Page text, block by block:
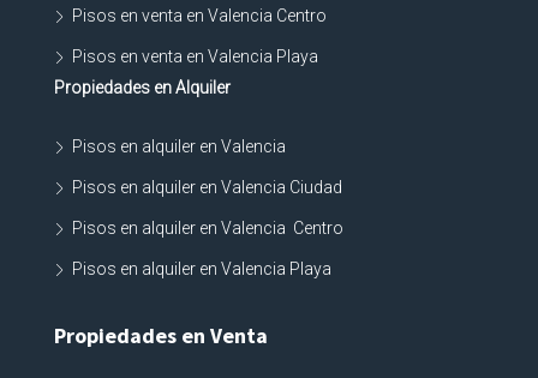
Pisos en venta en Valencia Centro
Pisos en venta en Valencia Playa
Propiedades en Alquiler
Pisos en alquiler en Valencia
Pisos en alquiler en Valencia Ciudad
Pisos en alquiler en Valencia Centro
Pisos en alquiler en Valencia Playa
Propiedades en Venta